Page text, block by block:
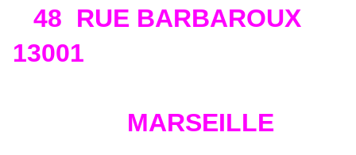
48 RUE BARBAROUX
13001
MARSEILLE